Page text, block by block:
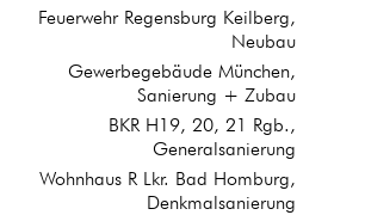
Feuerwehr Regensburg Keilberg,
Neubau
Gewerbegebäude München,
Sanierung + Zubau
BKR H19, 20, 21 Rgb.,
Generalsanierung
Wohnhaus R Lkr. Bad Homburg,
Denkmalsanierung